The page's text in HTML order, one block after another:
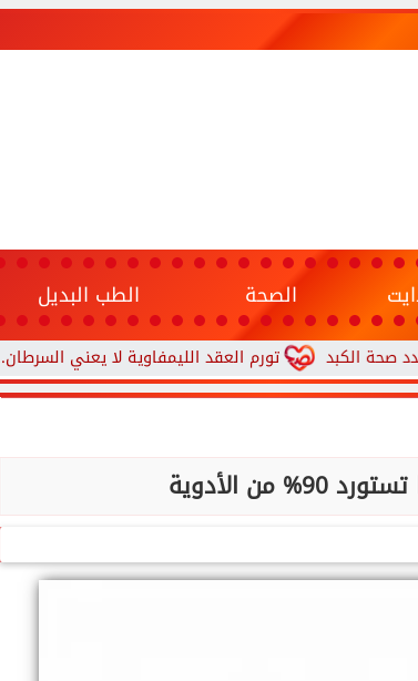
الصحة الطب البديل
تورم العقد الليمفاوية لا يعني السرطان.. 7 علامات تستدعي زيارة الطبيب
الأدوية